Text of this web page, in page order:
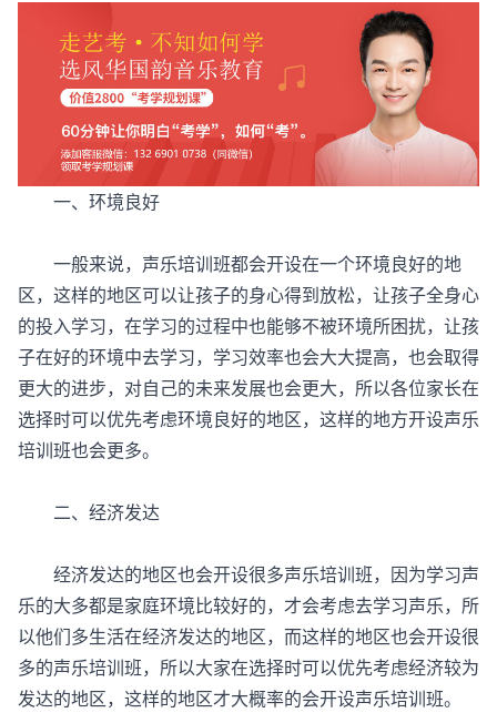
一、环境良好
一般来说，声乐培训班都会开设在一个环境良好的地
区，这样的地区可以让孩子的身心得到放松，让孩子全身心
的投入学习，在学习的过程中也能够不被环境所困扰，让孩
子在好的环境中去学习，学习效率也会大大提高，也会取得
更大的进步，对自己的未来发展也会更大，所以各位家长在
选择时可以优先考虑环境良好的地区，这样的地方开设声乐
培训班也会更多。
二、经济发达
经济发达的地区也会开设很多声乐培训班，因为学习声
乐的大多都是家庭环境比较好的，才会考虑去学习声乐，所
以他们多生活在经济发达的地区，而这样的地区也会开设很
多的声乐培训班，所以大家在选择时可以优先考虑经济较为
发达的地区，这样的地区才大概率的会开设声乐培训班。